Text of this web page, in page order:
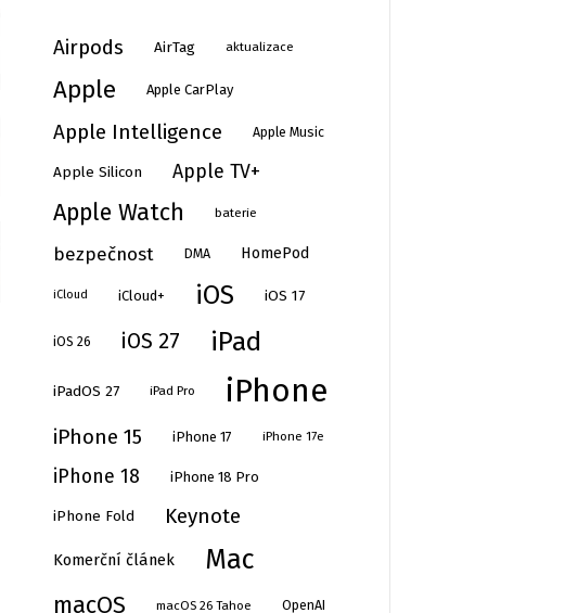
Airpods AirTag aktualizace
Apple Apple CarPlay
Apple Intelligence Apple Music
Apple Silicon Apple TV+
Apple Watch baterie
bezpečnost DMA HomePod
iCloud iCloud+ iOS iOS 17
iOS 26 iOS 27 iPad
iPadOS 27 iPad Pro iPhone
iPhone 15 iPhone 17 iPhone 17e
iPhone 18 iPhone 18 Pro
iPhone Fold Keynote
Komerční článek Mac
macOS macOS 26 Tahoe OpenAI